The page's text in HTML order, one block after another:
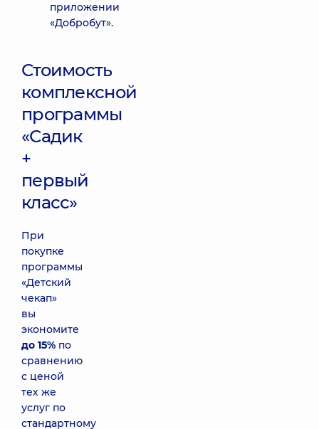
приложении
«Добробут».
Стоимость
комплексной
программы
«Садик
+
первый
класс»
При
покупке
программы
«Детский
чекап»
вы
экономите
до 15% по
сравнению
с ценой
тех же
услуг по
стандартному